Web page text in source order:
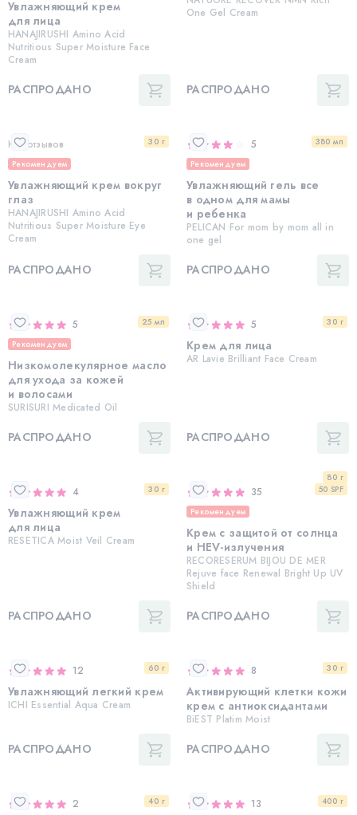
Увлажняющий крем
для лица
HANAJIRUSHI Amino Acid
Nutritious Super Moisture Face
Cream
РАСПРОДАНО
One Gel Cream
РАСПРОДАНО
30 г
Нет отзывов
Рекомендуем
Увлажняющий крем вокруг
глаз
HANAJIRUSHI Amino Acid
Nutritious Super Moisture Eye
Cream
РАСПРОДАНО
380 мл
5
Рекомендуем
Увлажняющий гель все
в одном для мамы
и ребенка
PELICAN For mom by mom all in
one gel
РАСПРОДАНО
25 мл
5
Рекомендуем
Низкомолекулярное масло
для ухода за кожей
и волосами
SURISURI Medicated Oil
РАСПРОДАНО
30 г
5
Крем для лица
AR Lavie Brilliant Face Cream
РАСПРОДАНО
30 г
4
Увлажняющий крем
для лица
RESETICA Moist Veil Cream
РАСПРОДАНО
80 г
50 SPF
35
Рекомендуем
Крем с защитой от солнца
и HEV-излучения
RECORESERUM BIJOU DE MER
Rejuve face Renewal Bright Up UV
Shield
РАСПРОДАНО
60 г
12
Увлажняющий легкий крем
ICHI Essential Aqua Cream
РАСПРОДАНО
30 г
8
Активирующий клетки кожи
крем с антиоксидантами
BiEST Platim Moist
РАСПРОДАНО
40 г
2 400 г
13